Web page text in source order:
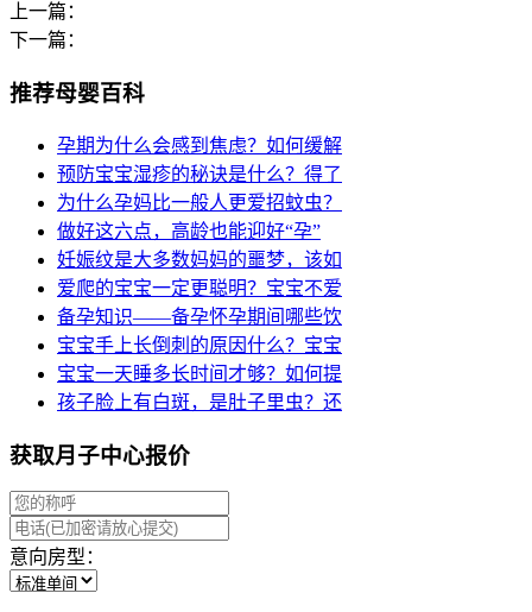
上一篇：
下一篇：
推荐母婴百科
孕期为什么会感到焦虑？如何缓解
预防宝宝湿疹的秘诀是什么？得了
为什么孕妈比一般人更爱招蚊虫？
做好这六点，高龄也能迎好“孕”
妊娠纹是大多数妈妈的噩梦，该如
爱爬的宝宝一定更聪明？宝宝不爱
备孕知识——备孕怀孕期间哪些饮
宝宝手上长倒刺的原因什么？宝宝
宝宝一天睡多长时间才够？如何提
孩子脸上有白斑，是肚子里虫？还
获取月子中心报价
意向房型：